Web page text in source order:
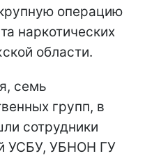
операцию
наркотических
области.
семь
групп, в
сотрудники
УСБУ, УБНОН ГУ